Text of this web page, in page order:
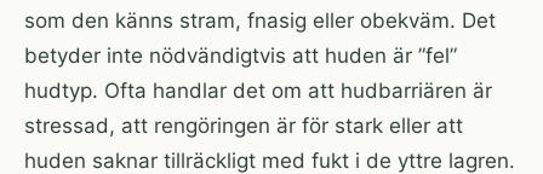
som den känns stram, fnasig eller obekväm. Det
betyder inte nödvändigtvis att huden är ”fel”
hudtyp. Ofta handlar det om att hudbarriären är
stressad, att rengöringen är för stark eller att
huden saknar tillräckligt med fukt i de yttre lagren.